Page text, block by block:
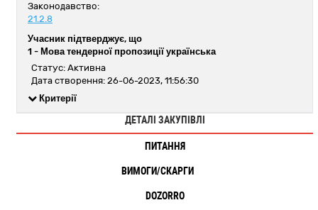
Законодавство:
21.2.8
Учасник підтверджує, що
1 - Мова тендерної пропозиції українська
Статус: Активна
Дата створення: 26-06-2023, 11:56:30
Критерії
ДЕТАЛІ ЗАКУПІВЛІ
ПИТАННЯ
ВИМОГИ/СКАРГИ
DOZORRO